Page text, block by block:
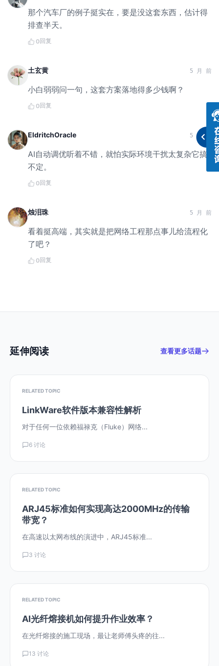
那个汽车厂的例子挺实在，要是没这套东西，估计得
排查半天。
0回复
土玄黄 5 月 前
小白弱弱问一句，这套方案落地得多少钱啊？
0回复
EldritchOracle 5 月 前
AI自动调优听着不错，就怕实际环境干扰太复杂它搞
不定。
0回复
烛泪珠 5 月 前
看着挺高端，其实就是把网络工程那点事儿给流程化
了吧？
0回复
延伸阅读 查看更多话题
RELATED TOPIC
LinkWare软件版本兼容性解析
对于任何一位依赖福禄克（Fluke）网络...
6 讨论
RELATED TOPIC
ARJ45标准如何实现高达2000MHz的传输
带宽？
在高速以太网布线的演进中，ARJ45标准...
3 讨论
RELATED TOPIC
AI光纤熔接机如何提升作业效率？
在光纤熔接的施工现场，最让老师傅头疼的往...
13 讨论